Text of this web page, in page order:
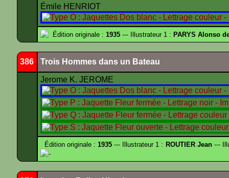
Émile HENRIOT
Édition originale : 1935 --- Illustrateur 1 : PARYS Alonso
386 Trois Hommes dans un Bateau
Jerome K. JEROME
Édition originale :1935 --- Illustrateur 1 : ROUTIER Jean---
-